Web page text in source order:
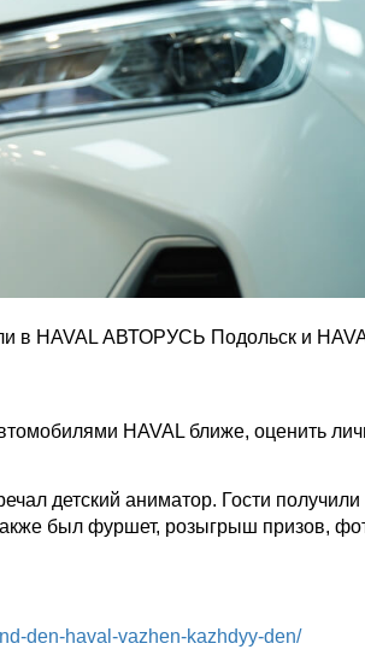
в HAVAL АВТОРУСЬ Подольск и
HAVAL ближе, оценить
детский аниматор. Гости
был фуршет, розыгрыш призов,
den-haval-vazhen-kazhdyy-den/